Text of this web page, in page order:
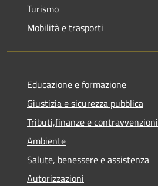
Turismo
Mobilità e trasporti
Educazione e formazione
Giustizia e sicurezza pubblica
Tributi,finanze e contravvenzioni
Ambiente
Salute, benessere e assistenza
Autorizzazioni